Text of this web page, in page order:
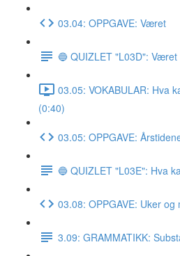
03.04: OPPGAVE: Været
🔵 QUIZLET "L03D": Været
03.05: VOKABULAR: Hva
(0:40)
03.05: OPPGAVE:
🔵 QUIZLET "L03E": Hva
03.08: OPPGAVE: Uker og
3.09: GRAMMATIKK: